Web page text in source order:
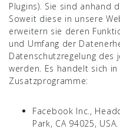
Plugins). Sie sind anhand
Soweit diese in unsere
erweitern sie deren
und Umfang der
Datenschutzregelung des
werden. Es handelt sich
Zusatzprogramme:
Facebook Inc.,
Park, CA 94025,